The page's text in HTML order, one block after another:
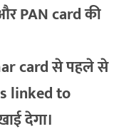
PAN card की
card से पहले से
linked to
देगा।